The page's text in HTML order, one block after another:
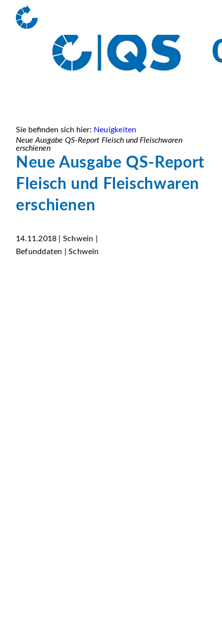
Sie befinden sich hier: Neuigkeiten
Neue Ausgabe QS-Report Fleisch und Fleischwaren
erschienen
Neue Ausgabe QS-Report
Fleisch und Fleischwaren
erschienen
14.11.2018 | Schwein |
Befunddaten | Schwein